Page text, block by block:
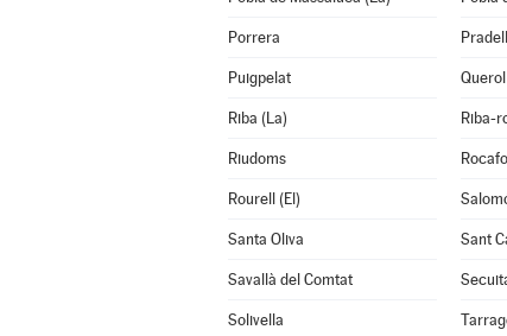
Porrera
Puigpelat Querol
Riba (La) Riba-
Riudoms
Rourell (El)
Santa Oliva Sant
Savallà del Comtat
Solivella